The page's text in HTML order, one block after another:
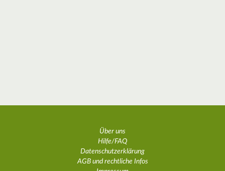
Über uns
Hilfe/FAQ
Datenschutzerklärung
AGB und rechtliche Infos